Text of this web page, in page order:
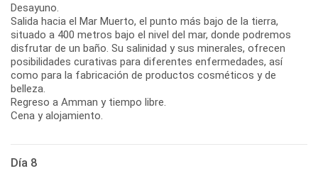
Desayuno.
Salida hacia el Mar Muerto, el punto más bajo de la tierra,
situado a 400 metros bajo el nivel del mar, donde podremos
disfrutar de un baño. Su salinidad y sus minerales, ofrecen
posibilidades curativas para diferentes enfermedades, así
como para la fabricación de productos cosméticos y de
belleza.
Regreso a Amman y tiempo libre.
Cena y alojamiento.
Día 8